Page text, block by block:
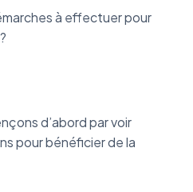
à effectuer pour
d’abord par voir
pour bénéficier de la